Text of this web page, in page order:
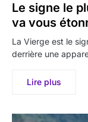
Le signe le
va vous
La Vierge est le
derrière une
Lire plus